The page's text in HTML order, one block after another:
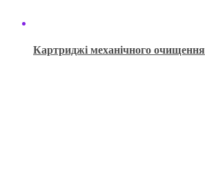
Картриджі механічного очищення